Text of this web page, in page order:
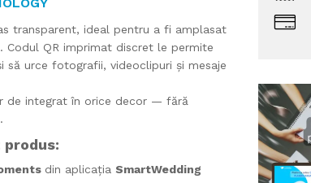
transparent, ideal pentru a fi amplasat
Codul QR imprimat discret le permite
să urce fotografii, videoclipuri și mesaje
de integrat în orice decor — fără
produs:
din aplicația SmartWedding